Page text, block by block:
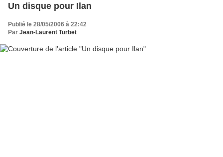
Un disque pour Ilan
Publié le 28/05/2006 à 22:42
Par Jean-Laurent Turbet